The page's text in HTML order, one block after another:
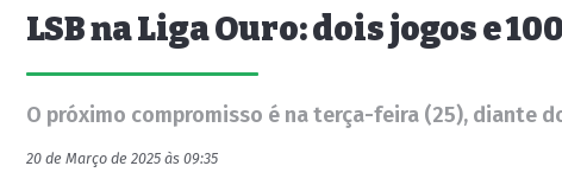
LSB na Liga Ouro: dois jogos e
O próximo compromisso é na terça-feira (25), diante
20 de Março de 2025 às 09:35